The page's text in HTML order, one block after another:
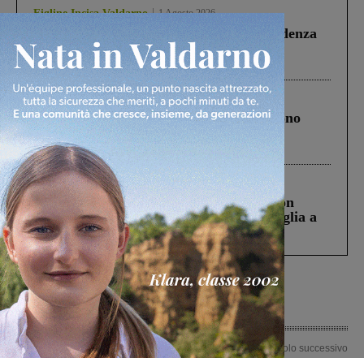
Figline Incisa Valdarno 1 Agosto 2026
Piscina di Figline finanziata oltre la scadenza
Pnrr, il gruppo di Fratelli d’Italia: “Un
ringraziamento al Governo”
Cronaca 4 Agosto 2026
Un anno fa la strage in A1 in cui morirono
Gianni, Giulia e Franco. Lo schianto, il
processo, lo stop ai sorpassi fra tir....
Cronaca 3 Agosto 2026
Scomparso da una struttura di Castiglion
Fiorentino l’uomo che aveva ucciso la figlia a
Levane nel 2020
Articolo precedente
Articolo successivo